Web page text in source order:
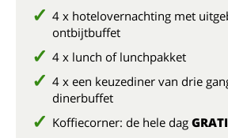
4 x hotelovernachting met
ontbijtbuffet
4 x lunch of lunchpakket
4 x een keuzediner van drie
dinerbuffet
Koffiecorner: de hele dag